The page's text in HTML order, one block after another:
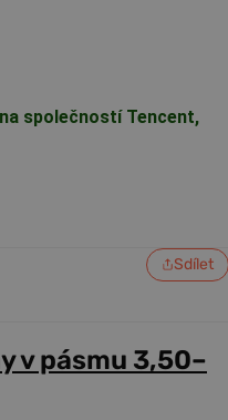
společností Tencent,
Sdílet
v pásmu 3,50–